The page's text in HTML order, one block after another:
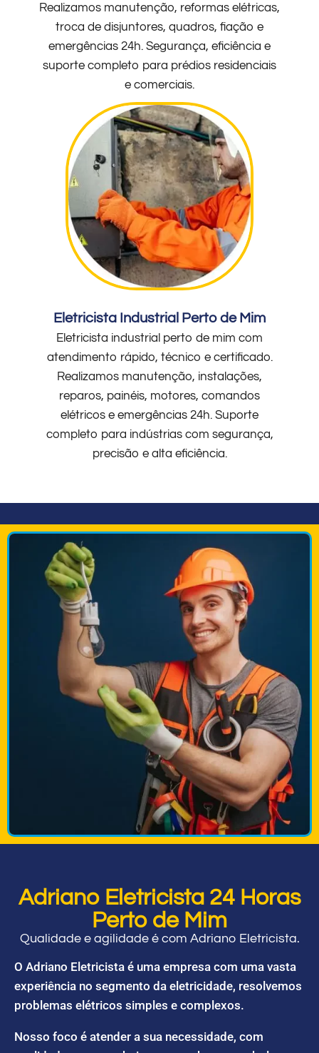
Realizamos manutenção, reformas elétricas,
troca de disjuntores, quadros, fiação e
emergências 24h. Segurança, eficiência e
suporte completo para prédios residenciais
e comerciais.
Eletricista Industrial Perto de Mim
Eletricista industrial perto de mim com
atendimento rápido, técnico e certificado.
Realizamos manutenção, instalações,
reparos, painéis, motores, comandos
elétricos e emergências 24h. Suporte
completo para indústrias com segurança,
precisão e alta eficiência.
Adriano Eletricista 24 Horas
Perto de Mim
Qualidade e agilidade é com Adriano Eletricista.
O Adriano Eletricista é uma empresa com uma vasta
experiência no segmento da eletricidade, resolvemos
problemas elétricos simples e complexos.
Nosso foco é atender a sua necessidade, com